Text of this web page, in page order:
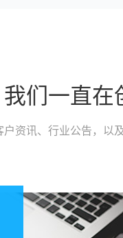
我们一直在
资讯、行业公告，以